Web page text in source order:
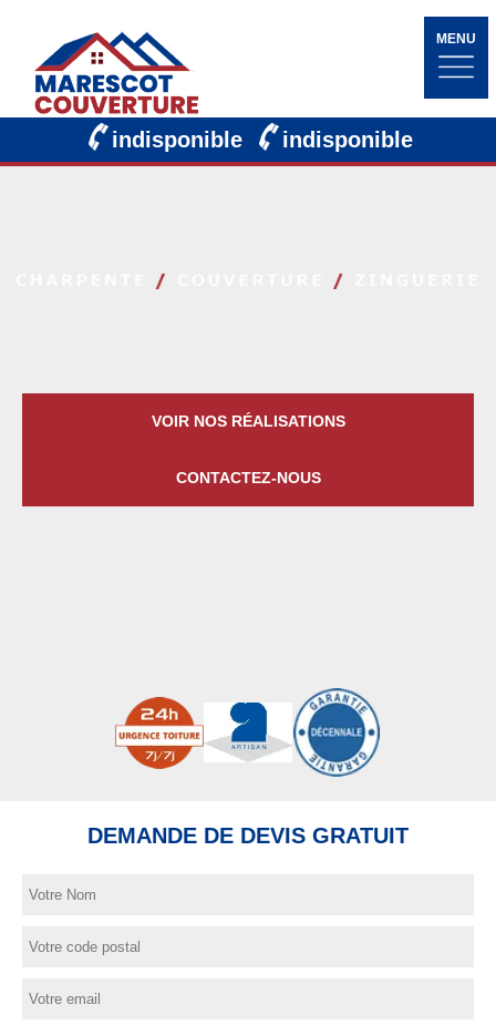
MENU
indisponible indisponible
VOIR NOS RÉALISATIONS
CONTACTEZ-NOUS
DEMANDE DE DEVIS GRATUIT